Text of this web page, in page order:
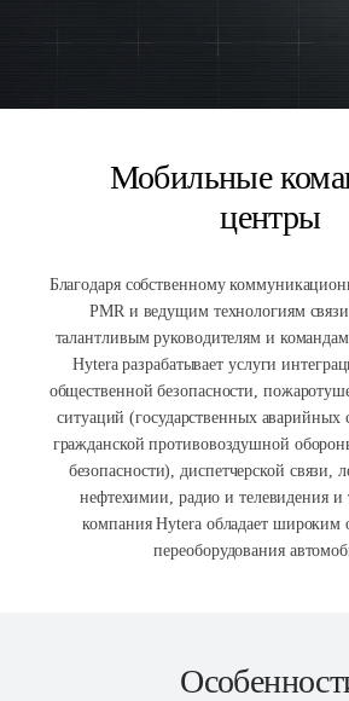
Мобильные
центры
Благодаря собственному
PMR и ведущим технологиям
талантливым руководителям и
Hytera разрабатывает услуги
общественной безопасности,
ситуаций (государственных аварийных
гражданской противовоздушной
безопасности), диспетчерской связи,
нефтехимии, радио и телевидения и
компания Hytera обладает широким
переоборудования